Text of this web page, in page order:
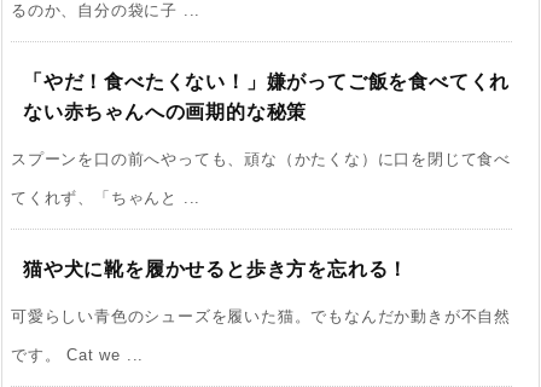
るのか、自分の袋に子 ...
「やだ！食べたくない！」嫌がってご飯を食べてくれ
ない赤ちゃんへの画期的な秘策
スプーンを口の前へやっても、頑な（かたくな）に口を閉じて食べ
てくれず、「ちゃんと ...
猫や犬に靴を履かせると歩き方を忘れる！
可愛らしい青色のシューズを履いた猫。でもなんだか動きが不自然
です。 Cat we ...